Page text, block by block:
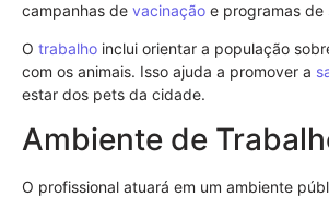
campanhas de vacinação e programas de
O trabalho inclui orientar a população
com os animais. Isso ajuda a promover a
estar dos pets da cidade.
Ambiente de
O profissional atuará em um ambiente